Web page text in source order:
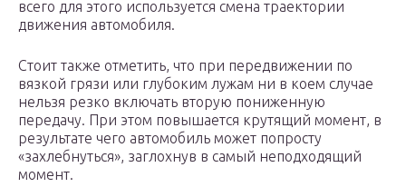
всего для этого используется смена траектории
движения автомобиля.
Стоит также отметить, что при передвижении по
вязкой грязи или глубоким лужам ни в коем случае
нельзя резко включать вторую пониженную
передачу. При этом повышается крутящий момент, в
результате чего автомобиль может попросту
«захлебнуться», заглохнув в самый неподходящий
момент.